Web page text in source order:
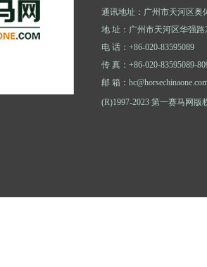
通讯地址：广州市天河区奥
地 址：广州市天河区华强路
电 话：+86-020-83595089
传 真：+86-020-83595089-
邮 箱：
(R)1997-2023 第一赛马网版